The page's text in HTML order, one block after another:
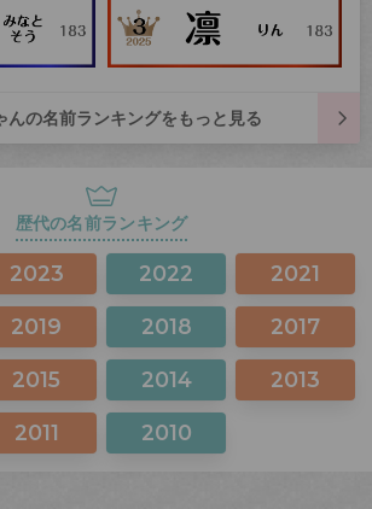
んの名前ランキングをもっと見る
歴代の名前ランキング
2023 2022 2021
2019 2018 2017
2015 2014 2013
2011 2010